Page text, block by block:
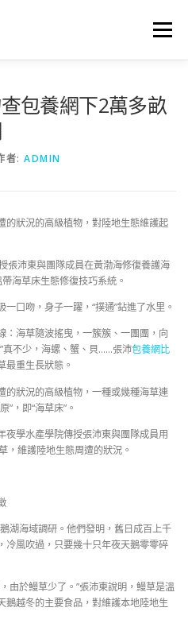
選單
包養網下2萬多畝
者: ADMIN
的狀況的高級植物，對陸地生態維護起
張沛東與團隊成員在黃渤海修復養護海
海草床生態修復技巧系統。
口吻，身子一躍，“撲通”鉆進了水里。
：海草隨波搖曳，一簇簇、一團團，向
真不少，海螺、蟹、貝……張沛包養網比
最重生長狀態。
的狀況的高級植物，一種或幾種海草連
”，即“海草床”。
夜學水產學院傳授張沛東與團隊成員用
，維護陸地生態周遭的狀況。
湖海域調研。他們發明，舊日成百上千
冷風吹過，只要幾十只年夜天鵝零零碎
由於鰻草少了。”張沛東說明，鰻草是溫
鵝越冬的主要食品，對維護本地陸地生